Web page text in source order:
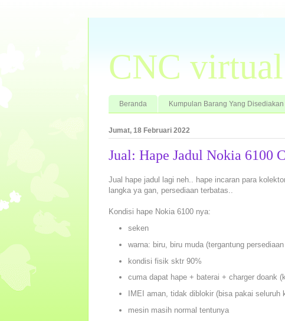
CNC virtual
Beranda Kumpulan Barang Yang
Jumat, 18 Februari 2022
Jual: Hape Jadul Nokia 6100
Jual hape jadul lagi neh.. hape incaran para
langka ya gan, persediaan terbatas..
Kondisi hape Nokia 6100 nya:
seken
warna: biru, biru muda (tergantung
kondisi fisik sktr 90%
cuma dapat hape + baterai + charger doank
IMEI aman, tidak diblokir (bisa pakai seluruh
mesin masih normal tentunya